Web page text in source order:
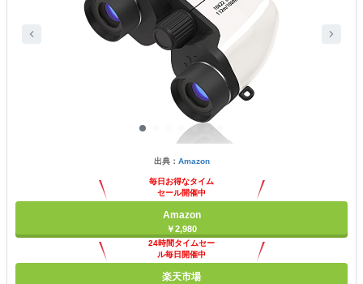
出典： Amazon
毎日お得なタイム
セール開催中
Amazon
￥2,980
24時間タイムセー
ル毎日開催中
楽天市場